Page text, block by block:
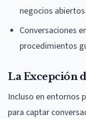
negocios
Conversaciones
procedimientos
La Excepción
Incluso en entornos
para captar